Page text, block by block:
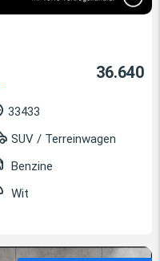
36.640
33433
SUV / Terreinwagen
Benzine
Wit